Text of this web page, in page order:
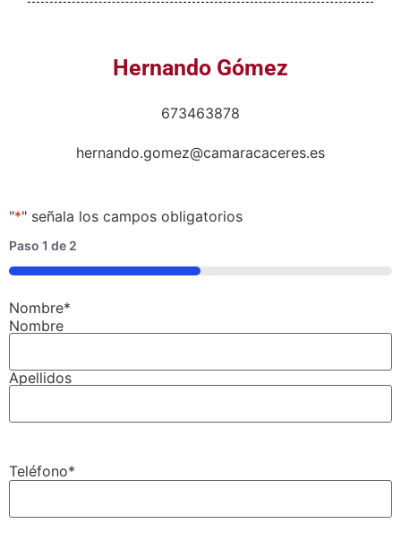
Hernando Gómez
673463878
hernando.gomez@camaracaceres.es
"*" señala los campos obligatorios
Paso 1 de 2
50%
Nombre*
Nombre
Apellidos
Teléfono*